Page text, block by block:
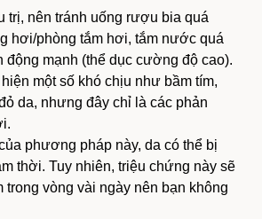
trị, nên tránh uống rượu bia quá
hơi/phòng tắm hơi, tắm nước quá
động mạnh (thể dục cường độ cao).
một số khó chịu như bầm tím,
da, nhưng đây chỉ là các phản
phương pháp này, da có thể bị
thời. Tuy nhiên, triệu chứng này sẽ
trong vòng vài ngày nên bạn không